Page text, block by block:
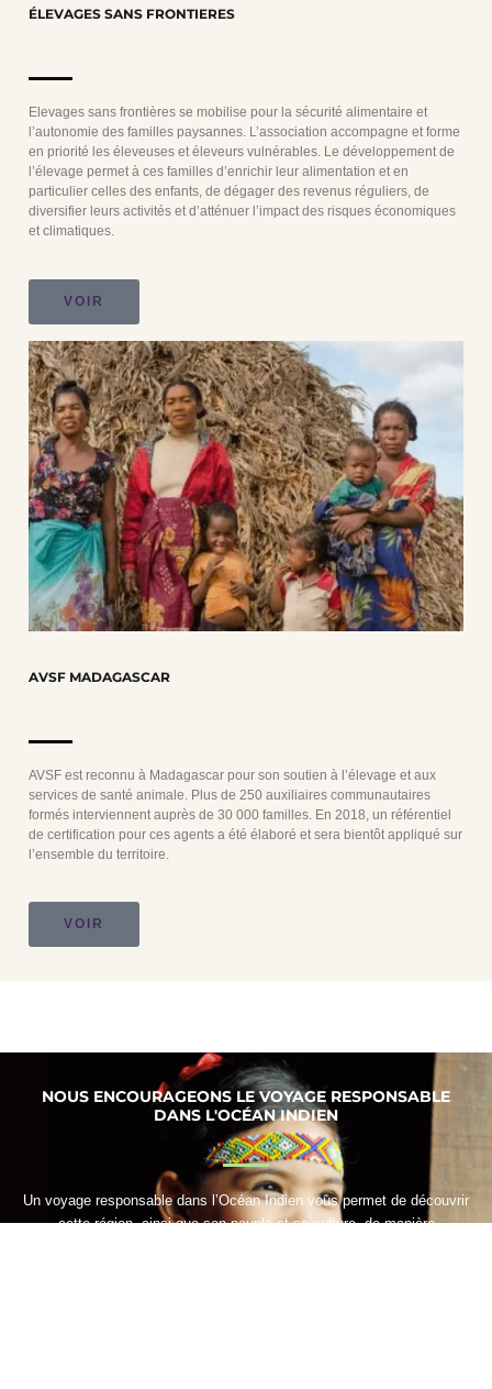
ÉLEVAGES SANS FRONTIERES
Elevages sans frontières se mobilise pour la sécurité alimentaire et
l’autonomie des familles paysannes. L’association accompagne et forme
en priorité les éleveuses et éleveurs vulnérables. Le développement de
l’élevage permet à ces familles d’enrichir leur alimentation et en
particulier celles des enfants, de dégager des revenus réguliers, de
diversifier leurs activités et d’atténuer l’impact des risques économiques
et climatiques.
VOIR
AVSF MADAGASCAR
AVSF est reconnu à Madagascar pour son soutien à l’élevage et aux
services de santé animale. Plus de 250 auxiliaires communautaires
formés interviennent auprès de 30 000 familles. En 2018, un référentiel
de certification pour ces agents a été élaboré et sera bientôt appliqué sur
l’ensemble du territoire.
VOIR
NOUS ENCOURAGEONS LE VOYAGE RESPONSABLE
DANS L'OCÉAN INDIEN
Un voyage responsable dans l’Océan Indien vous permet de découvrir
cette région, ainsi que son peuple et sa culture, de manière